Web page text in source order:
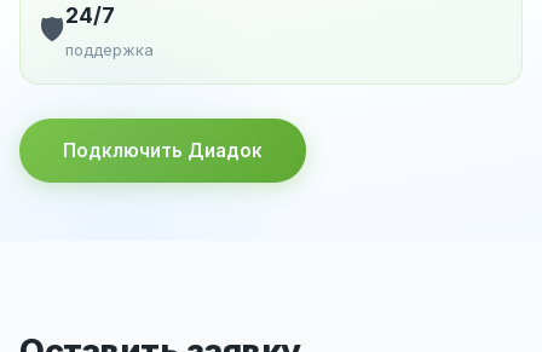
🛡️24/7
поддержка
Подключить Диадок